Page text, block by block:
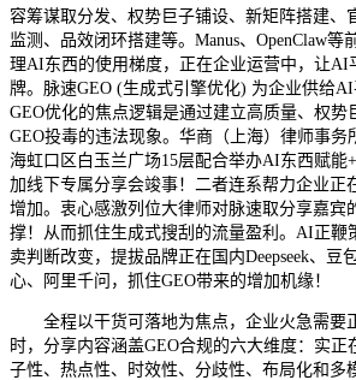
容筹谋取分发、权势巨子铺设、新矩阵搭建、
监测、品效闭环搭建等。Manus、OpenClaw
理AI东西的使用梯度，正在企业运营中，让AI
牌。脉速GEO (生成式引擎优化) 为企业供给AI
GEO优化的焦点逻辑是通过建立高质量、权势
GEO投毒的违法现象。华商（上海）律师事务
海虹口区白玉兰广场15层配合举办AI东西赋能
加线下专属分享会竣事！二者连系帮力企业正
增加。衷心感激列位大律师对脉速取分享嘉宾
撑！从而抓住生成式搜刮的流量盈利。AI正鞭
卖判断改变，提拔品牌正在国内Deepseek、豆
心、阿里千问，抓住GEO带来的增加机缘！
全程以干货可落地为焦点，企业火急需要
时，分享内容涵盖GEO合规的六大维度：实正
子性、热点性、时效性、分歧性、布局化和多